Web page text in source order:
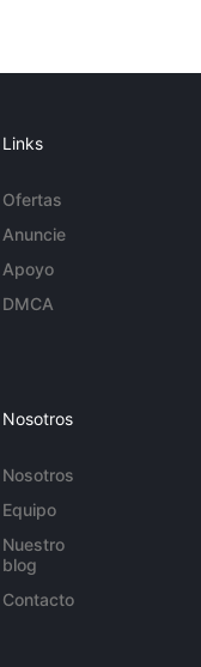
Links
Ofertas
Anuncie
Apoyo
DMCA
Nosotros
Nosotros
Equipo
Nuestro
blog
Contacto